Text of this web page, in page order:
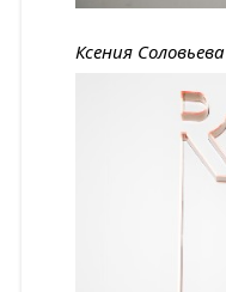
Ксения Соловьева